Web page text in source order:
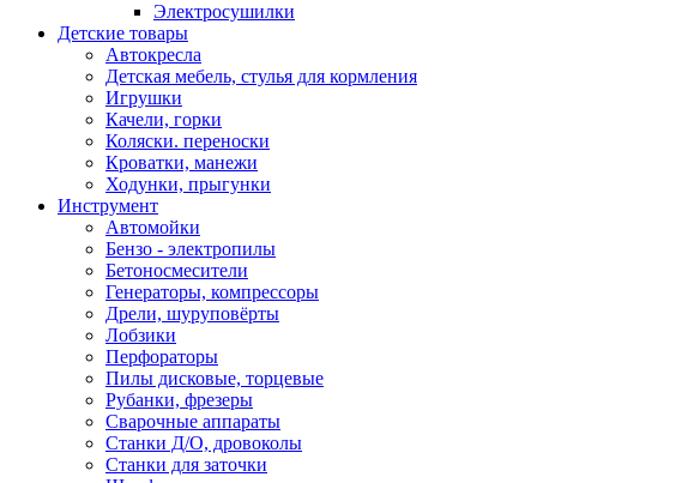
Электросушилки
Детские товары
Автокресла
Детская мебель, стулья для кормления
Игрушки
Качели, горки
Коляски. переноски
Кроватки, манежи
Ходунки, прыгунки
Инструмент
Автомойки
Бензо - электропилы
Бетоносмесители
Генераторы, компрессоры
Дрели, шуруповёрты
Лобзики
Перфораторы
Пилы дисковые, торцевые
Рубанки, фрезеры
Сварочные аппараты
Станки Д/О, дровоколы
Станки для заточки